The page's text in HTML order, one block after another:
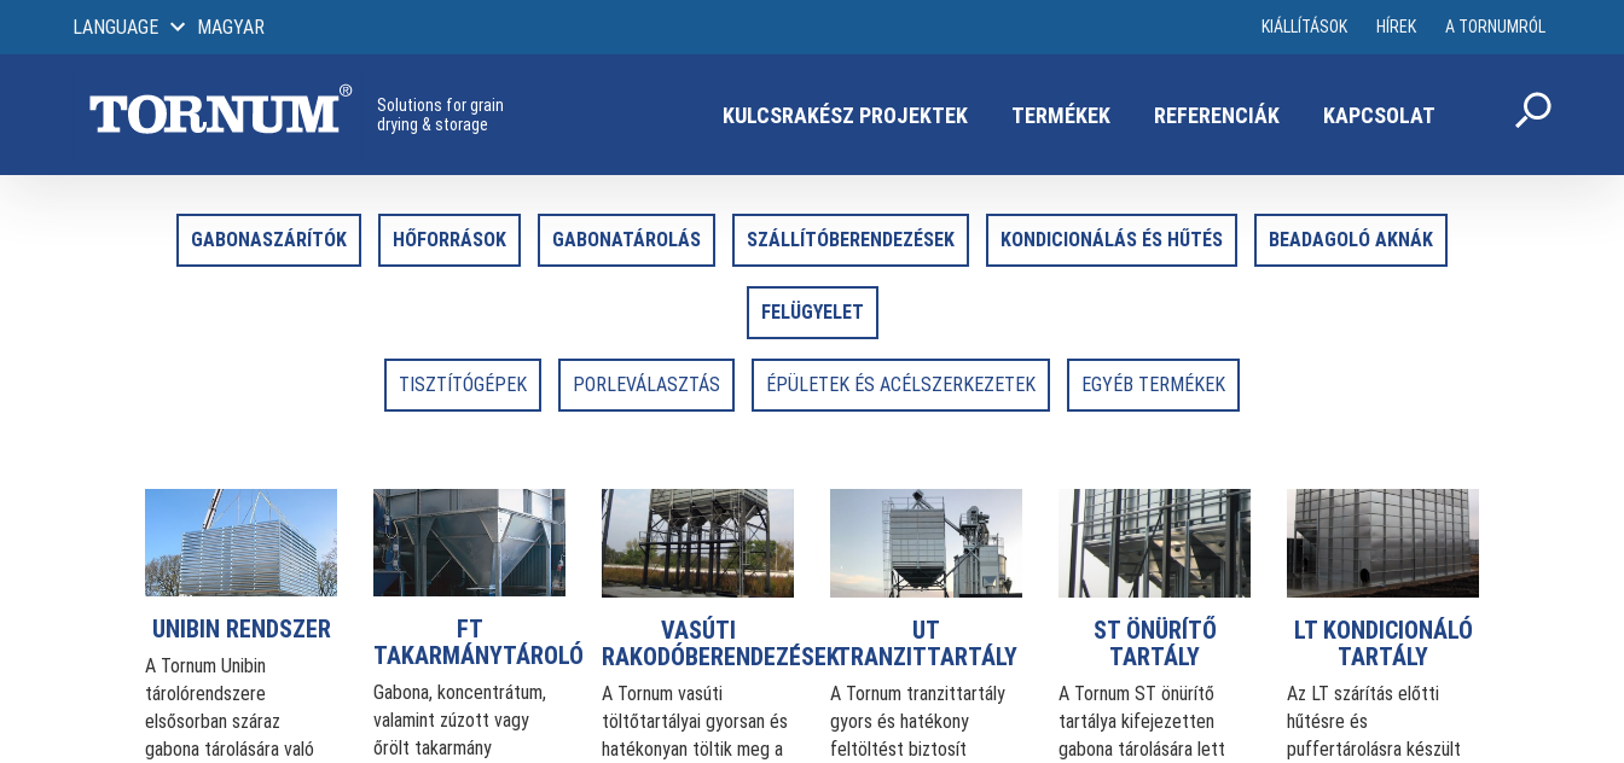
LANGUAGE MAGYAR KIÁLLÍTÁSOK HÍREK A TORNUMRÓL
Solutions for grain
drying & storage
KULCSRAKÉSZ PROJEKTEK TERMÉKEK REFERENCIÁK KAPCSOLAT
GABONASZÁRÍTÓK HŐFORRÁSOK GABONATÁROLÁS SZÁLLÍTÓBERENDEZÉSEK KONDICIONÁLÁS ÉS HŰTÉS BEADAGOLÓ AKNÁK
FELÜGYELET
TISZTÍTÓGÉPEK PORLEVÁLASZTÁS ÉPÜLETEK ÉS ACÉLSZERKEZETEK EGYÉB TERMÉKEK
UNIBIN RENDSZER
A Tornum Unibin
tárolórendszere
elsősorban száraz
gabona tárolására való
FT
TAKARMÁNYTÁROLÓ
Gabona, koncentrátum,
valamint zúzott vagy
őrölt takarmány
VASÚTI
RAKODÓBERENDEZÉSEK
A Tornum vasúti
töltőtartályai gyorsan és
hatékonyan töltik meg a
UT
TRANZITTARTÁLY
A Tornum tranzittartály
gyors és hatékony
feltöltést biztosít
ST ÖNÜRÍTŐ
TARTÁLY
A Tornum ST önürítő
tartálya kifejezetten
gabona tárolására lett
LT KONDICIONÁLÓ
TARTÁLY
Az LT szárítás előtti
hűtésre és
puffertárolásra készült